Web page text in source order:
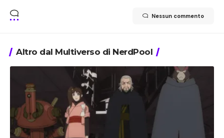
Nessun commento
Altro dal Multiverso di NerdPool